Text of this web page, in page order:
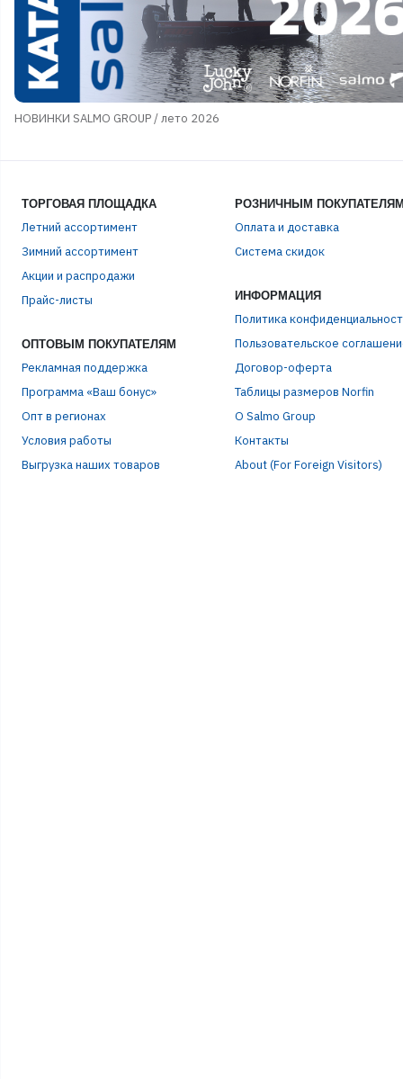
НОВИНКИ SALMO GROUP / лето 2026
ТОРГОВАЯ ПЛОЩАДКА
Летний ассортимент
Зимний ассортимент
Акции и распродажи
Прайс-листы
ОПТОВЫМ ПОКУПАТЕЛЯМ
Рекламная поддержка
Программа «Ваш бонус»
Опт в регионах
Условия работы
Выгрузка наших товаров
РОЗНИЧНЫМ
Оплата и доставка
Система скидок
ИНФОРМАЦИЯ
Политика
Пользовательское
Договор-оферта
Таблицы размеров Norfin
О Salmo Group
Контакты
About (For Foreign Visitors)